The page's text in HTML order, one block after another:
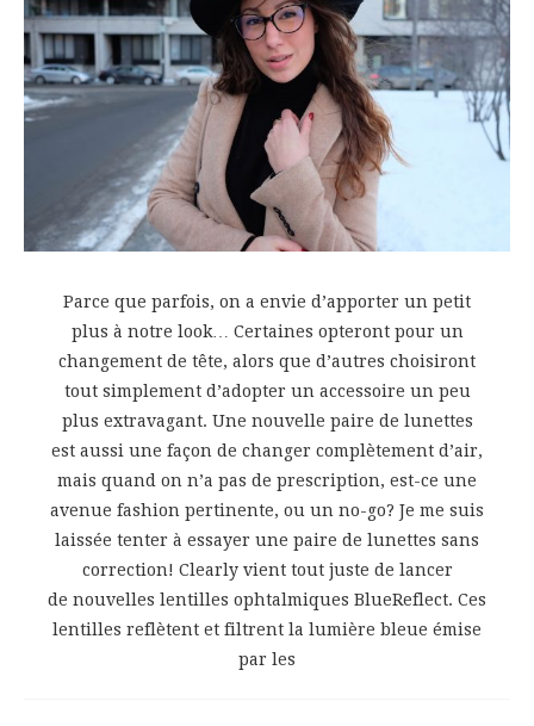
Parce que parfois, on a envie d’apporter un petit
plus à notre look… Certaines opteront pour un
changement de tête, alors que d’autres choisiront
tout simplement d’adopter un accessoire un peu
plus extravagant. Une nouvelle paire de lunettes
est aussi une façon de changer complètement d’air,
mais quand on n’a pas de prescription, est-ce une
avenue fashion pertinente, ou un no-go? Je me suis
laissée tenter à essayer une paire de lunettes sans
correction! Clearly vient tout juste de lancer
de nouvelles lentilles ophtalmiques BlueReflect. Ces
lentilles reflètent et filtrent la lumière bleue émise
par les